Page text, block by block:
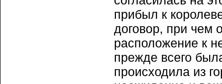
прибыл к
договор, при чем
расположение к
прежде всего
происходила из